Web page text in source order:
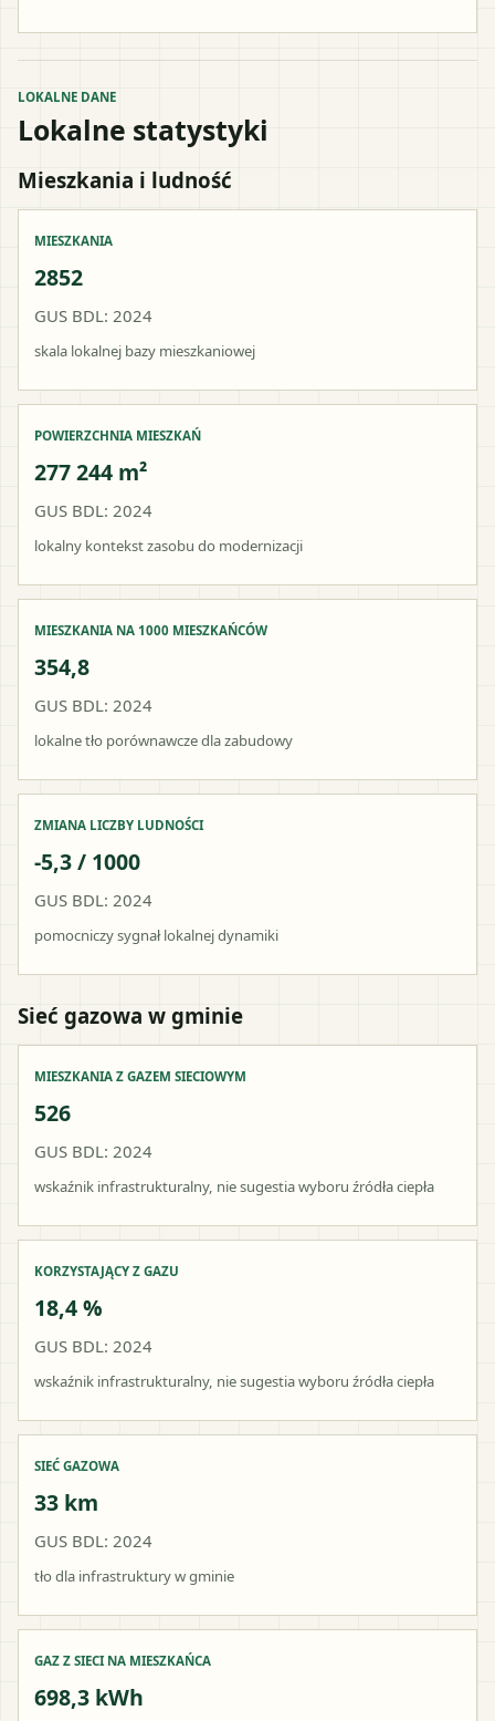
LOKALNE DANE
Lokalne statystyki
Mieszkania i ludność
MIESZKANIA
2852
GUS BDL: 2024
skala lokalnej bazy mieszkaniowej
POWIERZCHNIA MIESZKAŃ
277 244 m²
GUS BDL: 2024
lokalny kontekst zasobu do modernizacji
MIESZKANIA NA 1000 MIESZKAŃCÓW
354,8
GUS BDL: 2024
lokalne tło porównawcze dla zabudowy
ZMIANA LICZBY LUDNOŚCI
-5,3 / 1000
GUS BDL: 2024
pomocniczy sygnał lokalnej dynamiki
Sieć gazowa w gminie
MIESZKANIA Z GAZEM SIECIOWYM
526
GUS BDL: 2024
wskaźnik infrastrukturalny, nie sugestia wyboru źródła ciepła
KORZYSTAJĄCY Z GAZU
18,4 %
GUS BDL: 2024
wskaźnik infrastrukturalny, nie sugestia wyboru źródła ciepła
SIEĆ GAZOWA
33 km
GUS BDL: 2024
tło dla infrastruktury w gminie
GAZ Z SIECI NA MIESZKAŃCA
698,3 kWh